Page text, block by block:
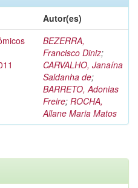
Autor(es)
BEZERRA,
Francisco Diniz;
CARVALHO, Janaína
Saldanha de;
BARRETO, Adonias
Freire; ROCHA,
Allane Maria Matos